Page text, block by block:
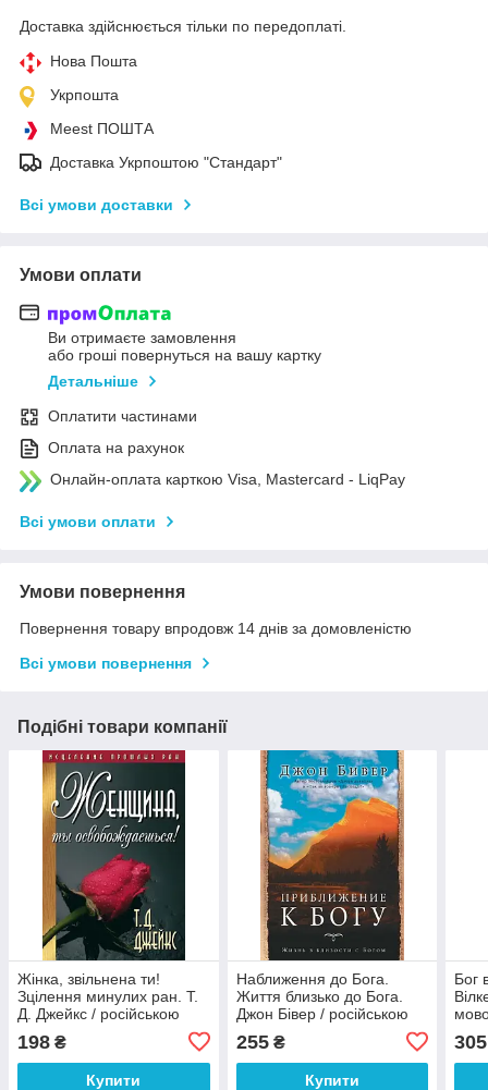
Доставка здійснюється тільки по передоплаті.
Нова Пошта
Укрпошта
Meest ПОШТА
Доставка Укрпоштою "Стандарт"
Всі умови доставки
Умови оплати
Ви отримаєте замовлення
або гроші повернуться на вашу картку
Детальніше
Оплатити частинами
Оплата на рахунок
Онлайн-оплата карткою Visa, Mastercard - LiqPay
Всі умови оплати
Умови повернення
Повернення товару впродовж 14 днів за домовленістю
Всі умови повернення
Подібні товари компанії
Жінка, звільнена ти!
Зцілення минулих ран. Т.
Д. Джейкс / російською
198 ₴
Купити
Наближення до Бога.
Життя близько до Бога.
Джон Бівер / російською
255₴
Купити
Бог
305